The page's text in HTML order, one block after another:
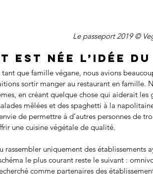
Le passeport 2019 ©
est née l’idée du
que famille végane, nous avions
sortir manger au restaurant en famille.
en créant quelque chose qui aiderait
mêlées et des spaghetti à la
de permettre à d’autres personnes de
une cuisine végétale de qualité.
rassembler uniquement des établissements
le plus courant reste le suivant :
comme partenaires des